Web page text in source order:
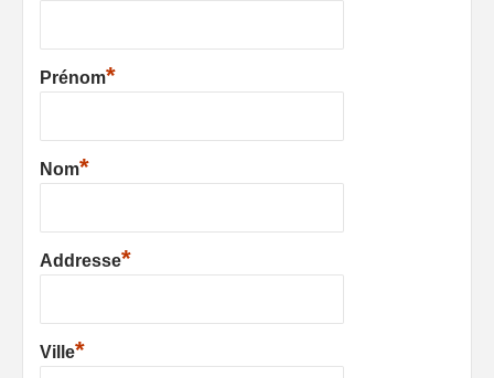
Prénom*
Nom*
Addresse*
Ville*